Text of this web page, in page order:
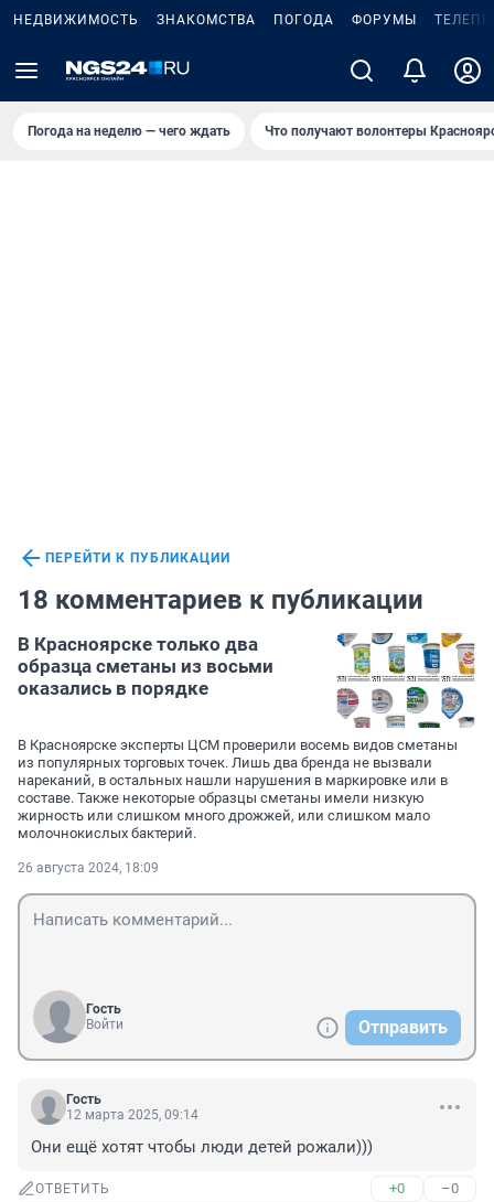
НЕДВИЖИМОСТЬ ЗНАКОМСТВА ПОГОДА ФОРУМЫ
Погода на неделю — чего ждать Что получают волонтеры
ПЕРЕЙТИ К ПУБЛИКАЦИИ
18 комментариев к публикации
В Красноярске только два
образца сметаны из восьми
оказались в порядке
В Красноярске эксперты ЦСМ проверили восемь видов сметаны
из популярных торговых точек. Лишь два бренда не вызвали
нареканий, в остальных нашли нарушения в маркировке или в
составе. Также некоторые образцы сметаны имели низкую
жирность или слишком много дрожжей, или слишком мало
молочнокислых бактерий.
26 августа 2024, 18:09
Гость
Войти
Отправить
Гость
12 марта 2025, 09:14
Они ещё хотят чтобы люди детей рожали)))
ОТВЕТИТЬ +0 –0